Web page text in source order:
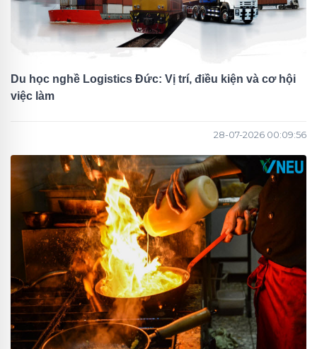
Du học nghề Logistics Đức: Vị trí, điều kiện và cơ hội
việc làm
28-07-2026 00:09:56